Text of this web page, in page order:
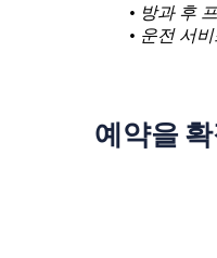
• 방과 후
• 운전 서
예약을